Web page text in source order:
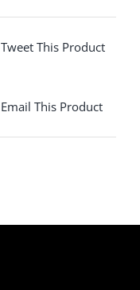
Tweet This Product
Email This Product